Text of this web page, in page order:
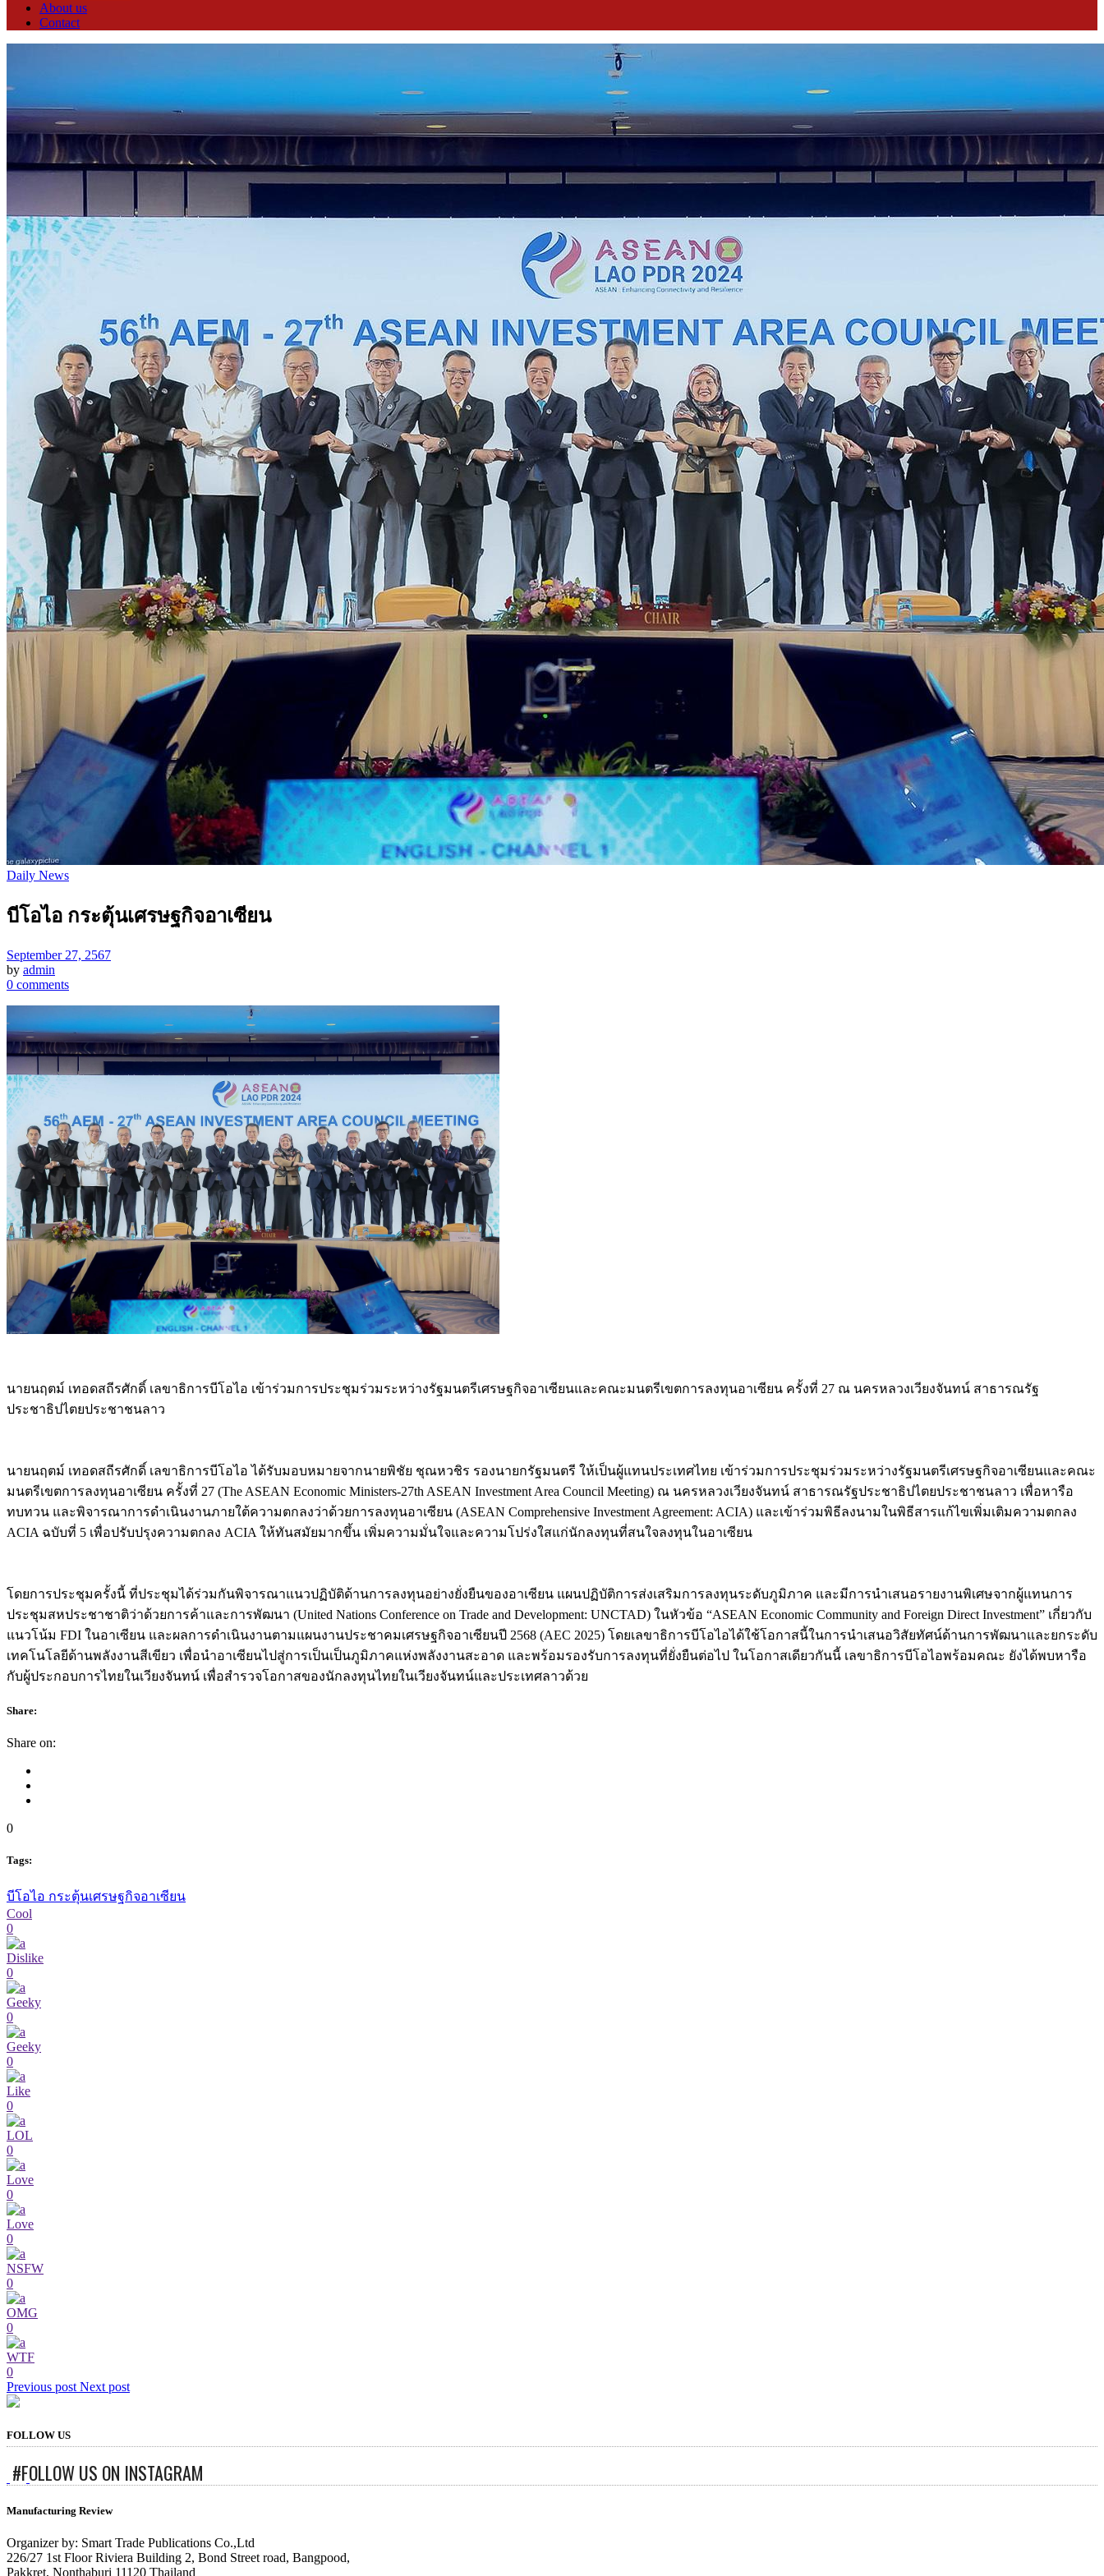
About us
Contact
Daily News
บีโอไอ กระตุ้นเศรษฐกิจอาเซียน
September 27, 2567
by admin
0 comments
นายนฤตม์ เทอดสถีรศักดิ์ เลขาธิการบีโอไอ เข้าร่วมการประชุมร่วมระหว่างรัฐมนตรีเศรษฐกิจอาเซียนและคณะมนตรีเขตการลงทุนอาเซียน ครั้งที่ 27 ณ นครหลวงเวียงจันทน์ สาธารณรัฐ
ประชาธิปไตยประชาชนลาว
นายนฤตม์ เทอดสถีรศักดิ์ เลขาธิการบีโอไอ ได้รับมอบหมายจากนายพิชัย ชุณหวชิร รองนายกรัฐมนตรี ให้เป็นผู้แทนประเทศไทย เข้าร่วมการประชุมร่วมระหว่างรัฐมนตรีเศรษฐกิจอาเซียนและคณะ
มนตรีเขตการลงทุนอาเซียน ครั้งที่ 27 (The ASEAN Economic Ministers-27th ASEAN Investment Area Council Meeting) ณ นครหลวงเวียงจันทน์ สาธารณรัฐประชาธิปไตยประชาชนลาว เพื่อหารือ
ทบทวน และพิจารณาการดำเนินงานภายใต้ความตกลงว่าด้วยการลงทุนอาเซียน (ASEAN Comprehensive Investment Agreement: ACIA) และเข้าร่วมพิธีลงนามในพิธีสารแก้ไขเพิ่มเติมความตกลง
ACIA ฉบับที่ 5 เพื่อปรับปรุงความตกลง ACIA ให้ทันสมัยมากขึ้น เพิ่มความมั่นใจและความโปร่งใสแก่นักลงทุนที่สนใจลงทุนในอาเซียน
โดยการประชุมครั้งนี้ ที่ประชุมได้ร่วมกันพิจารณาแนวปฏิบัติด้านการลงทุนอย่างยั่งยืนของอาเซียน แผนปฏิบัติการส่งเสริมการลงทุนระดับภูมิภาค และมีการนำเสนอรายงานพิเศษจากผู้แทนการ
ประชุมสหประชาชาติว่าด้วยการค้าและการพัฒนา (United Nations Conference on Trade and Development: UNCTAD) ในหัวข้อ “ASEAN Economic Community and Foreign Direct Investment” เกี่ยวกับ
แนวโน้ม FDI ในอาเซียน และผลการดำเนินงานตามแผนงานประชาคมเศรษฐกิจอาเซียนปี 2568 (AEC 2025) โดยเลขาธิการบีโอไอได้ใช้โอกาสนี้ในการนำเสนอวิสัยทัศน์ด้านการพัฒนาและยกระดับ
เทคโนโลยีด้านพลังงานสีเขียว เพื่อนำอาเซียนไปสู่การเป็นเป็นภูมิภาคแห่งพลังงานสะอาด และพร้อมรองรับการลงทุนที่ยั่งยืนต่อไป ในโอกาสเดียวกันนี้ เลขาธิการบีโอไอพร้อมคณะ ยังได้พบหารือ
กับผู้ประกอบการไทยในเวียงจันทน์ เพื่อสำรวจโอกาสของนักลงทุนไทยในเวียงจันทน์และประเทศลาวด้วย
Share:
Share on:
0
Tags:
บีโอไอ กระตุ้นเศรษฐกิจอาเซียน
Cool
0
Dislike
0
Geeky
0
Geeky
0
Like
0
LOL
0
Love
0
Love
0
NSFW
0
OMG
0
WTF
0
Previous post Next post
FOLLOW US
#FOLLOW US ON INSTAGRAM
Manufacturing Review
Organizer by: Smart Trade Publications Co.,Ltd
226/27 1st Floor Riviera Building 2, Bond Street road, Bangpood,
Pakkret, Nonthaburi 11120 Thailand